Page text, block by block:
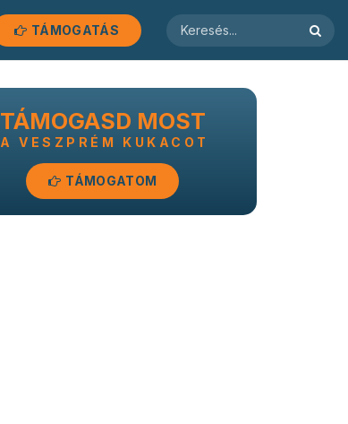
TÁMOGATÁS
TÁMOGASD MOST
A VESZPRÉM KUKACOT
TÁMOGATOM